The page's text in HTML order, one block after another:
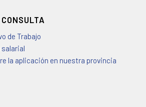
de Trabajo
salarial
la aplicación en nuestra provincia